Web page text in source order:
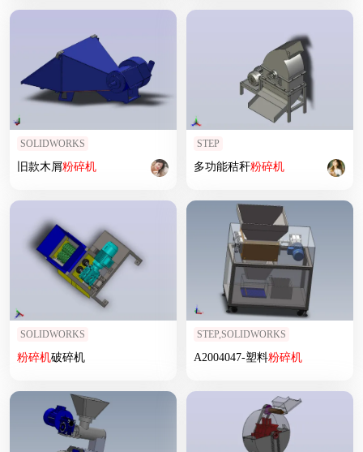
SOLIDWORKS
旧款木屑粉碎机
STEP
多功能秸秆粉碎机
SOLIDWORKS
粉碎机破碎机
STEP,SOLIDWORKS
A2004047-塑料粉碎机